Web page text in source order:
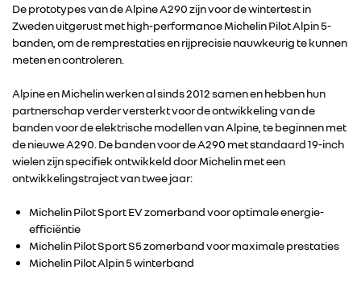
De prototypes van de Alpine A290 zijn voor de wintertest in
Zweden uitgerust met high-performance Michelin Pilot Alpin 5-
banden, om de remprestaties en rijprecisie nauwkeurig te kunnen
meten en controleren.
Alpine en Michelin werken al sinds 2012 samen en hebben hun
partnerschap verder versterkt voor de ontwikkeling van de
banden voor de elektrische modellen van Alpine, te beginnen met
de nieuwe A290. De banden voor de A290 met standaard 19-inch
wielen zijn specifiek ontwikkeld door Michelin met een
ontwikkelingstraject van twee jaar:
Michelin Pilot Sport EV zomerband voor optimale energie-
efficiëntie
Michelin Pilot Sport S5 zomerband voor maximale prestaties
Michelin Pilot Alpin 5 winterband